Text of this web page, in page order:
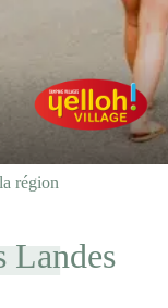
région
Landes